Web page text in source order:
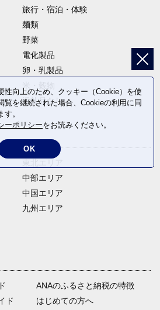
旅行・宿泊・体験
麺類
野菜
電化製品
卵・乳製品
返礼品なし
中部エリア
中国エリア
九州エリア
ド
ANAのふるさと納税の特徴
はじめての方へ
性向上のため、クッキー（Cookie）を使
覧を継続された場合、Cookieの利用に同
。
ーポリシーをお読みください。
OK